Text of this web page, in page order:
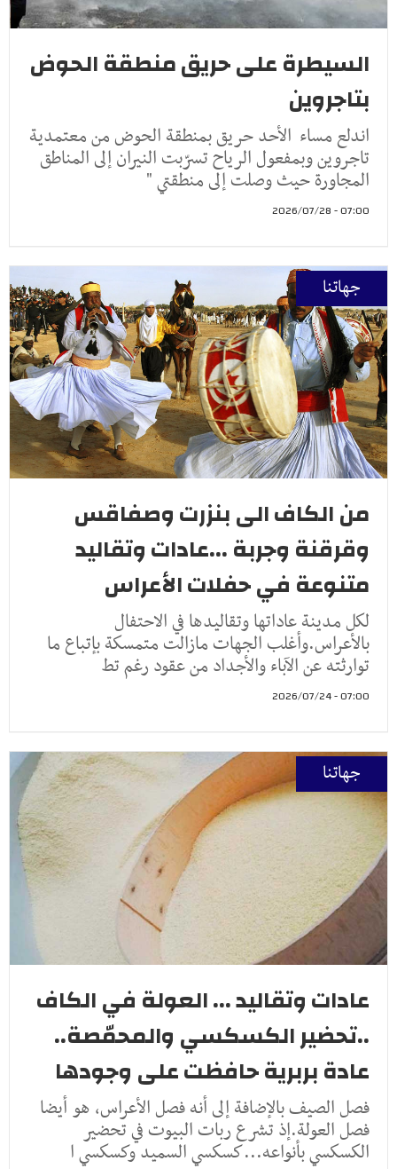
السيطرة على حريق منطقة الحوض
بتاجروين
اندلع مساء الأحد حريق بمنطقة الحوض من معتمدية
تاجروين وبمفعول الرياح تسرّبت النيران إلى المناطق
المجاورة حيث وصلت إلى منطقتي "
07:00 - 2026/07/28
جهاتنا
من الكاف الى بنزرت وصفاقس
وقرقنة وجربة ...عادات وتقاليد
متنوعة في حفلات الأعراس
لكل مدينة عاداتها وتقاليدها في الاحتفال
بالأعراس.وأغلب الجهات مازالت متمسكة بإتباع ما
توارثته عن الآباء والأجداد من عقود رغم تط
07:00 - 2026/07/24
جهاتنا
عادات وتقاليد ... العولة في الكاف
..تحضير الكسكسي والمحمّصة..
عادة بربرية حافظت على وجودها
فصل الصيف بالإضافة إلى أنه فصل الأعراس، هو أيضا
فصل العولة.إذ تشرع ربات البيوت في تحضير
الكسكسي بأنواعه...كسكسي السميد وكسكسي ا